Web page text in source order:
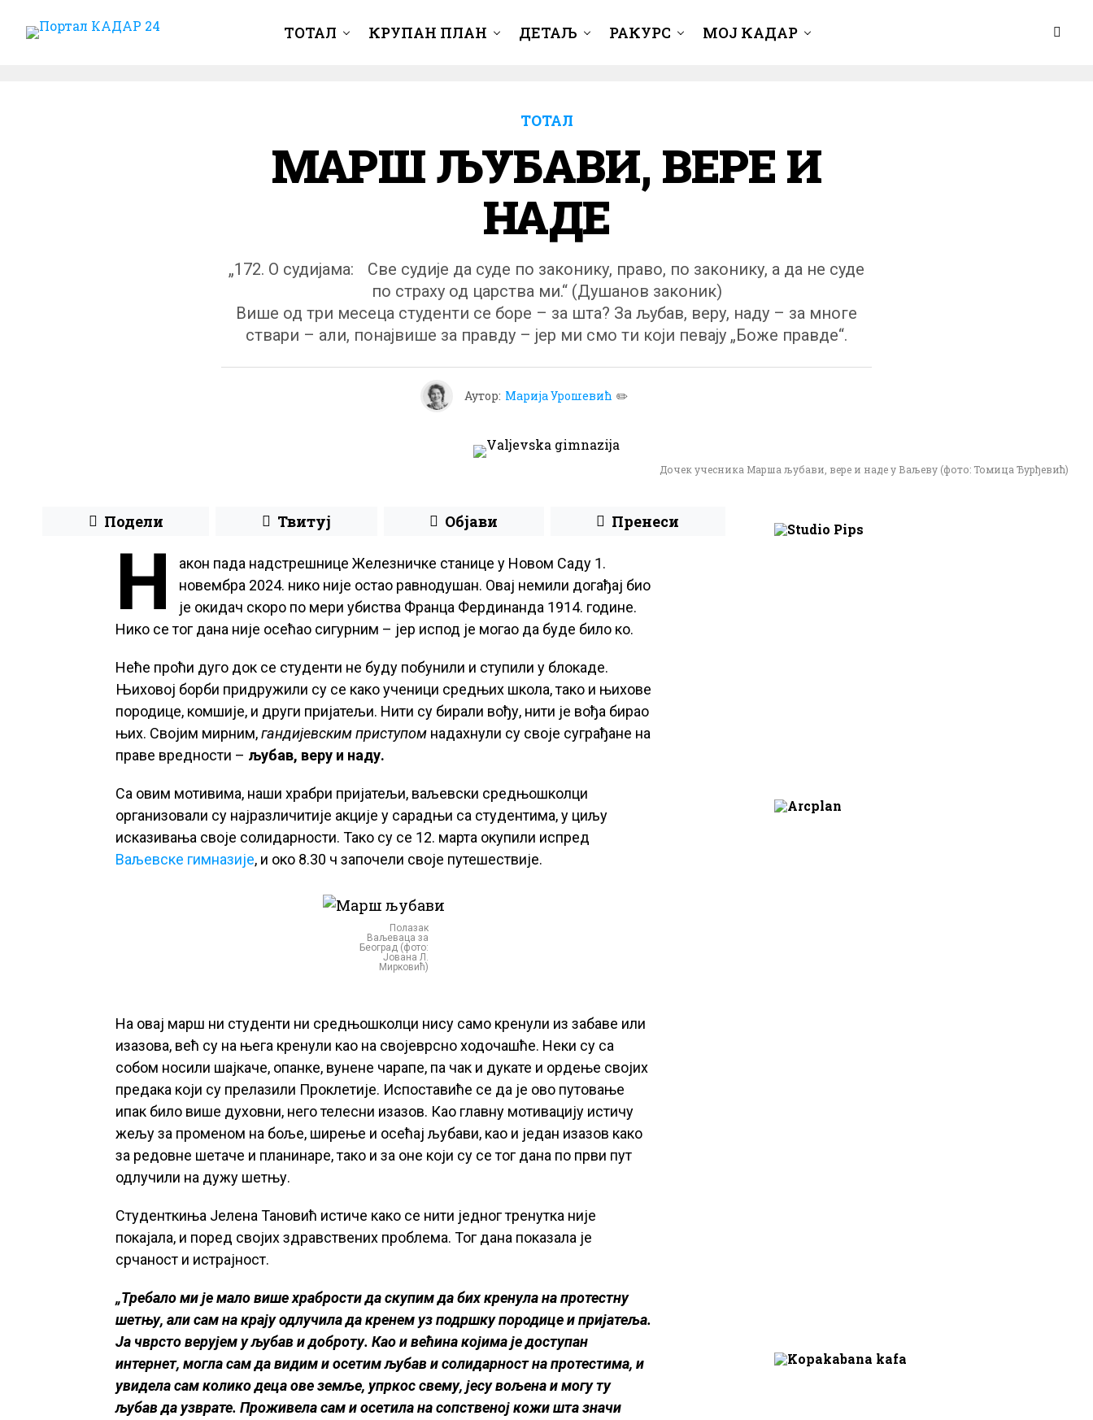
ТОТАЛ КРУПАН ПЛАН ДЕТАЉ РАКУРС МОЈ КАДАР
ТОТАЛ
МАРШ ЉУБАВИ, ВЕРЕ И
НАДЕ
„172. О судијама: Све судије да суде по законику, право, по законику, а да не суде
по страху од царства ми.“ (Душанов законик)
Више од три месеца студенти се боре – за шта? За љубав, веру, наду – за многе
ствари – али, понајвише за правду – јер ми смо ти који певају „Боже правде“.
Аутор: Марија Урошевић ✏️
Дочек учесника Марша љубави, вере и наде у Ваљеву (фото: Томица Ђурђевић)
Подели Твитуј Објави Пренеси
Н
акон пада надстрешнице Железничке станице у Новом Саду 1.
новембра 2024. нико није остао равнодушан. Овај немили догађај био
је окидач скоро по мери убиства Франца Фердинанда 1914. године.
Нико се тог дана није осећао сигурним – јер испод је могао да буде било ко.
Неће проћи дуго док се студенти не буду побунили и ступили у блокаде.
Њиховој борби придружили су се како ученици средњих школа, тако и њихове
породице, комшије, и други пријатељи. Нити су бирали вођу, нити је вођа бирао
њих. Својим мирним,гандијевским приступом надахнули су своје суграђане на
праве вредности – љубав, веру и наду.
Са овим мотивима, наши храбри пријатељи, ваљевски средњошколци
организовали су најразличитије акције у сарадњи са студентима, у циљу
исказивања своје солидарности. Тако су се 12. марта окупили испред
Ваљевске гимназије, и око 8.30 ч започели своје путешествије.
Полазак
Ваљеваца за
Београд (фото:
Јована Л.
Мирковић)
На овај марш ни студенти ни средњошколци нису само кренули из забаве или
изазова, већ су на њега кренули као на својеврсно ходочашће. Неки су са
собом носили шајкаче, опанке, вунене чарапе, па чак и дукате и ордење својих
предака који су прелазили Проклетије. Испоставиће се да је ово путовање
ипак било више духовни, него телесни изазов. Као главну мотивацију истичу
жељу за променом на боље, ширење и осећај љубави, као и један изазов како
за редовне шетаче и планинаре, тако и за оне који су се тог дана по први пут
одлучили на дужу шетњу.
Студенткиња Јелена Тановић истиче како се нити једног тренутка није
покајала, и поред својих здравствених проблема. Тог дана показала је
срчаност и истрајност.
„Требало ми је мало више храбрости да скупим да бих кренула на протестну
шетњу, али сам на крају одлучила да кренем уз подршку породице и пријатеља.
Ја чврсто верујем у љубав и доброту. Као и већина којима је доступан
интернет, могла сам да видим и осетим љубав и солидарност на протестима, и
увидела сам колико деца ове земље, упркос свему, јесу вољена и могу ту
љубав да узврате. Проживела сам и осетила на сопственој кожи шта значи